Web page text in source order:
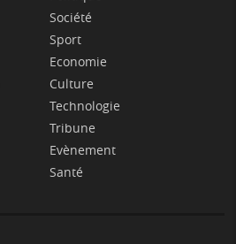
Société
Sport
Economie
Culture
Technologie
Tribune
Evènement
Santé